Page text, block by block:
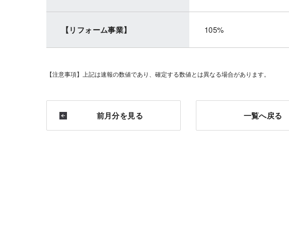
【リフォーム事業】 105%
【注意事項】 上記は速報の数値であり、確定する数値とは異なる場合があります。
前月分を見る 一覧へ戻る